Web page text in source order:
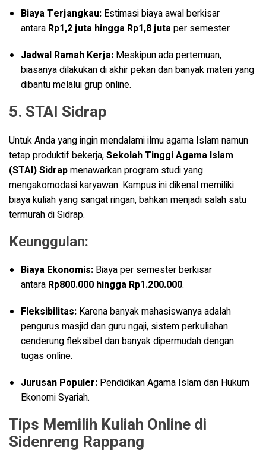
Biaya Terjangkau: Estimasi biaya awal berkisar
antara Rp1,2 juta hingga Rp1,8 jutaper semester.
Jadwal Ramah Kerja: Meskipun ada pertemuan,
biasanya dilakukan di akhir pekan dan banyak materi yang
dibantu melalui grup online.
5. STAI Sidrap
Untuk Anda yang ingin mendalami ilmu agama Islam namun
tetap produktif bekerja,Sekolah Tinggi Agama Islam
(STAI) Sidrapmenawarkan program studi yang
mengakomodasi karyawan. Kampus ini dikenal memiliki
biaya kuliah yang sangat ringan, bahkan menjadi salah satu
termurah di Sidrap.
Keunggulan:
Biaya Ekonomis: Biaya per semester berkisar
antara Rp800.000 hingga Rp1.200.000.
Fleksibilitas: Karena banyak mahasiswanya adalah
pengurus masjid dan guru ngaji, sistem perkuliahan
cenderung fleksibel dan banyak dipermudah dengan
tugas online.
Jurusan Populer: Pendidikan Agama Islam dan Hukum
Ekonomi Syariah.
Tips Memilih Kuliah Online di
Sidenreng Rappang